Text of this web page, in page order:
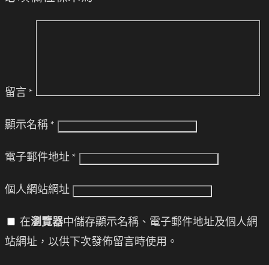
留言 *
顯示名稱 *
電子郵件地址 *
個人網站網址
在瀏覽器中儲存顯示名稱、電子郵件地址及個人網
站網址，以供下次發佈留言時使用。